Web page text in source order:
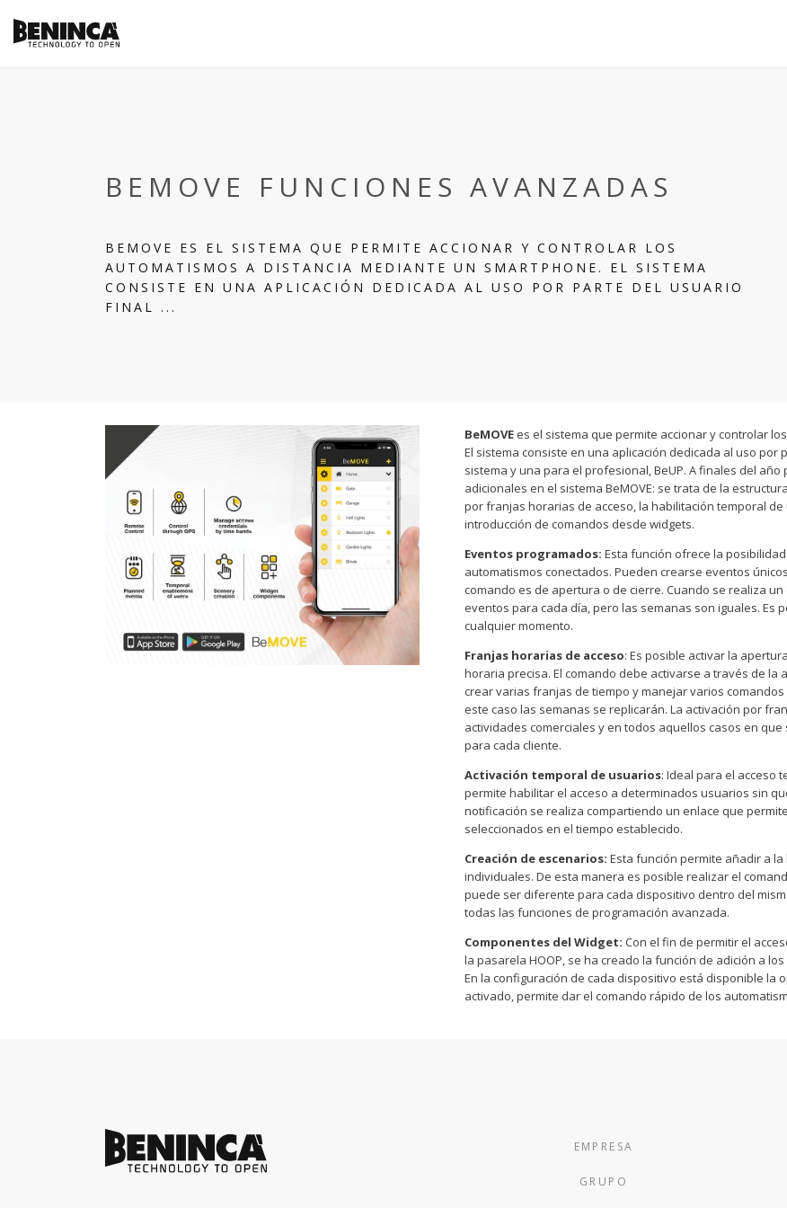
BEMOVE FUNCIONES AVANZADAS
BEMOVE ES EL SISTEMA QUE PERMITE ACCIONAR Y CONTROLAR LOS
AUTOMATISMOS A DISTANCIA MEDIANTE UN SMARTPHONE. EL SISTEMA
CONSISTE EN UNA APLICACIÓN DEDICADA AL USO POR PARTE DEL USUARIO
FINAL ...
BeMOVE es el sistema que permite accionar y controlar
El sistema consiste en una aplicación dedicada al uso
sistema y una para el profesional, BeUP. A finales del
adicionales en el sistema BeMOVE: se trata de la
por franjas horarias de acceso, la habilitación temporal
introducción de comandos desde widgets.
Eventos programados: Esta función ofrece la
automatismos conectados. Pueden crearse eventos
comando es de apertura o de cierre. Cuando se realiza
eventos para cada día, pero las semanas son iguales. Es
cualquier momento.
Franjas horarias de acceso: Es posible activar la
horaria precisa. El comando debe activarse a través de
crear varias franjas de tiempo y manejar varios
este caso las semanas se replicarán. La activación por
actividades comerciales y en todos aquellos casos en
para cada cliente.
Activación temporal de usuarios: Ideal para el acceso
permite habilitar el acceso a determinados usuarios sin
notificación se realiza compartiendo un enlace que
seleccionados en el tiempo establecido.
Creación de escenarios: Esta función permite añadir a
individuales. De esta manera es posible realizar el
puede ser diferente para cada dispositivo dentro del
todas las funciones de programación avanzada.
Componentes del Widget: Con el fin de permitir el
la pasarela HOOP, se ha creado la función de adición a
En la configuración de cada dispositivo está disponible la
activado, permite dar el comando rápido de los
EMPRESA
GRUPO